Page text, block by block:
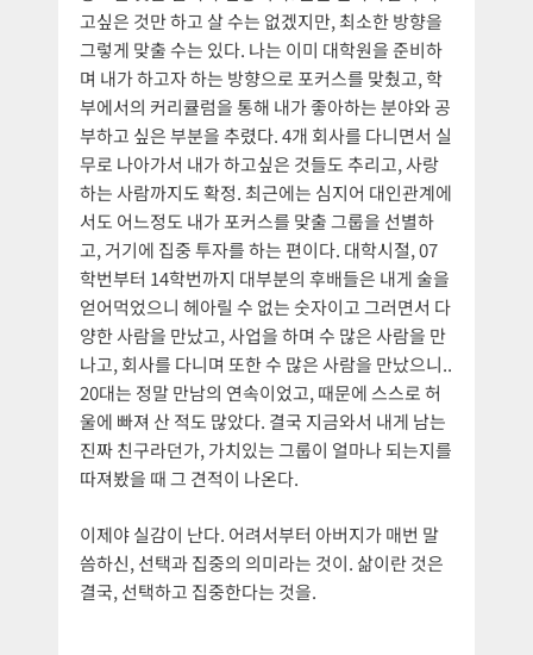
고싶은 것만 하고 살 수는 없겠지만, 최소한 방향을
그렇게 맞출 수는 있다. 나는 이미 대학원을 준비하
며 내가 하고자 하는 방향으로 포커스를 맞췄고, 학
부에서의 커리큘럼을 통해 내가 좋아하는 분야와 공
부하고 싶은 부분을 추렸다. 4개 회사를 다니면서 실
무로 나아가서 내가 하고싶은 것들도 추리고, 사랑
하는 사람까지도 확정. 최근에는 심지어 대인관계에
서도 어느정도 내가 포커스를 맞출 그룹을 선별하
고, 거기에 집중 투자를 하는 편이다. 대학시절, 07
학번부터 14학번까지 대부분의 후배들은 내게 술을
얻어먹었으니 헤아릴 수 없는 숫자이고 그러면서 다
양한 사람을 만났고, 사업을 하며 수 많은 사람을 만
나고, 회사를 다니며 또한 수 많은 사람을 만났으니..
20대는 정말 만남의 연속이었고, 때문에 스스로 허
울에 빠져 산 적도 많았다. 결국 지금와서 내게 남는
진짜 친구라던가, 가치있는 그룹이 얼마나 되는지를
따져봤을 때 그 견적이 나온다.
이제야 실감이 난다. 어려서부터 아버지가 매번 말
씀하신, 선택과 집중의 의미라는 것이. 삶이란 것은
결국, 선택하고 집중한다는 것을.